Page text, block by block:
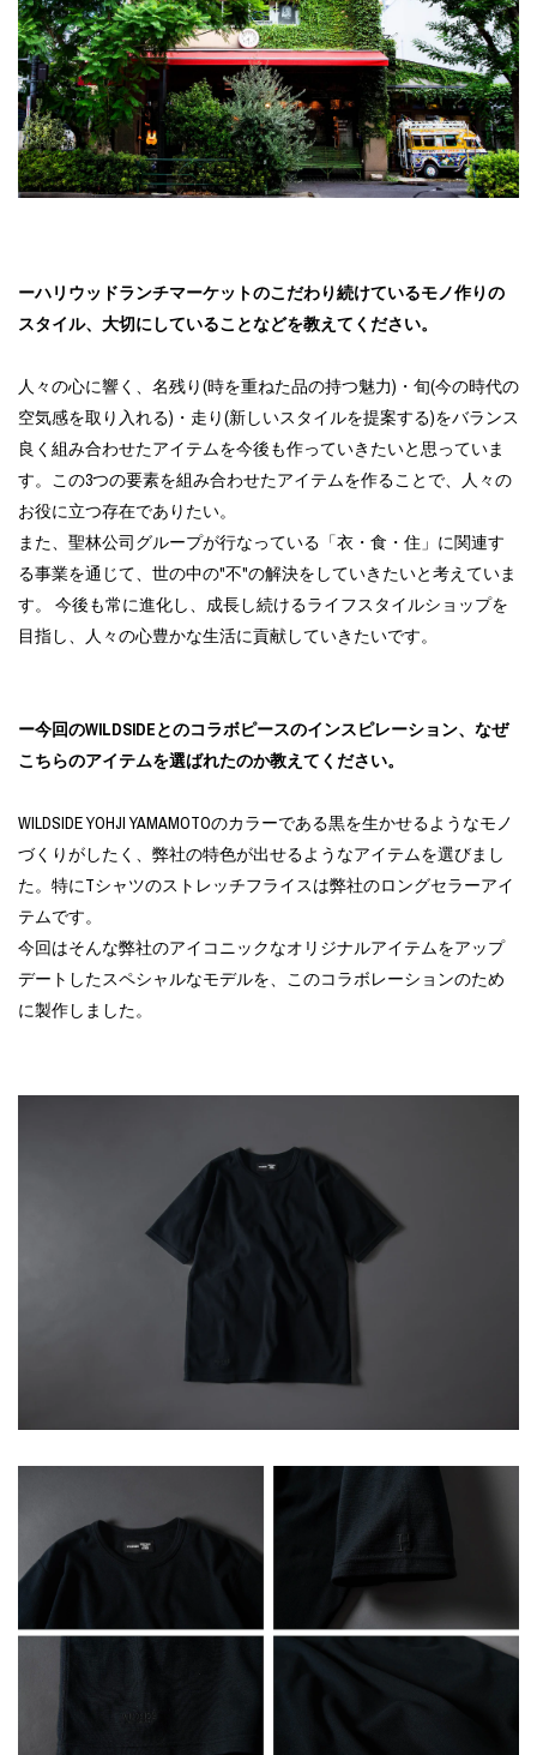
ーハリウッドランチマーケットのこだわり続けているモノ作りの
スタイル、大切にしていることなどを教えてください。
人々の心に響く、名残り(時を重ねた品の持つ魅力)・旬(今の時代の
空気感を取り入れる)・走り(新しいスタイルを提案する)をバランス
良く組み合わせたアイテムを今後も作っていきたいと思っていま
す。この3つの要素を組み合わせたアイテムを作ることで、人々の
お役に立つ存在でありたい。
また、聖林公司グループが行なっている「衣・食・住」に関連す
る事業を通じて、世の中の"不"の解決をしていきたいと考えていま
す。 今後も常に進化し、成長し続けるライフスタイルショップを
目指し、人々の心豊かな生活に貢献していきたいです。
ー今回のWILDSIDEとのコラボピースのインスピレーション、なぜ
こちらのアイテムを選ばれたのか教えてください。
WILDSIDE YOHJI YAMAMOTOのカラーである黒を生かせるようなモノ
づくりがしたく、弊社の特色が出せるようなアイテムを選びまし
た。特にTシャツのストレッチフライスは弊社のロングセラーアイ
テムです。
今回はそんな弊社のアイコニックなオリジナルアイテムをアップ
デートしたスペシャルなモデルを、このコラボレーションのため
に製作しました。